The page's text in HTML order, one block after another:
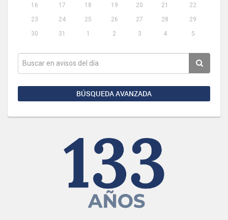
16
17 18 19 20 21
22
23
24 25 26 27 28
29
30
31 1 2 3 4 5
BÚSQUEDA AVANZADA